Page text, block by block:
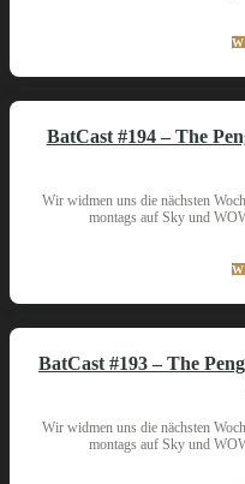
BatCast #194 – The
Wir widmen uns die nächsten
montags auf Sky und
BatCast #193 – The
Wir widmen uns die nächsten
montags auf Sky und